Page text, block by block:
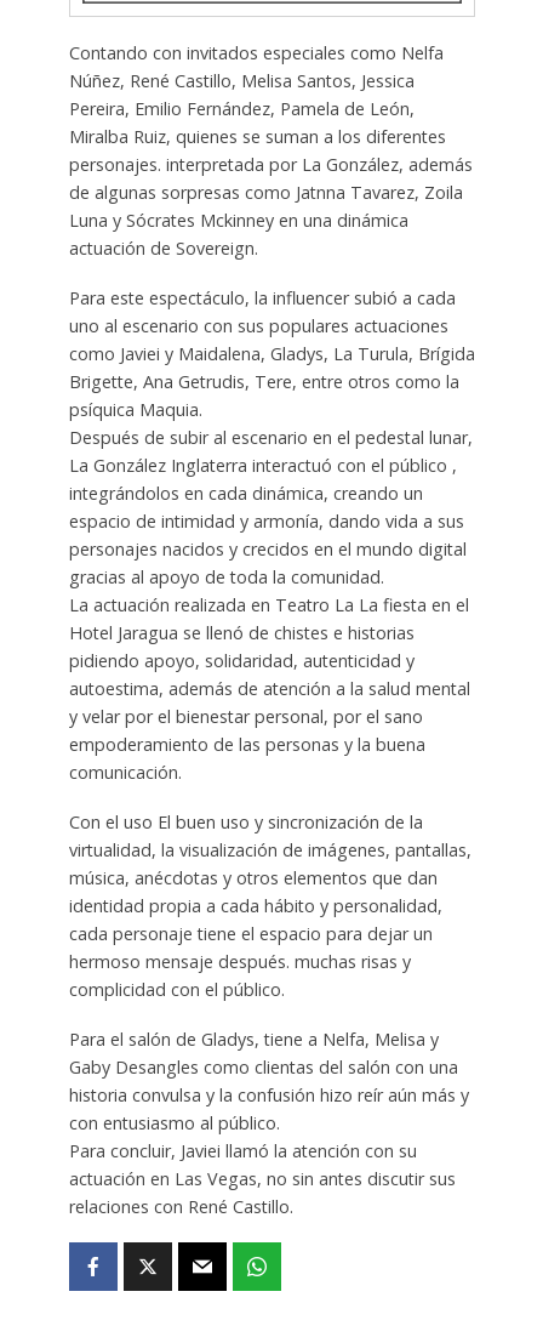
Contando con invitados especiales como Nelfa
Núñez, René Castillo, Melisa Santos, Jessica
Pereira, Emilio Fernández, Pamela de León,
Miralba Ruiz, quienes se suman a los diferentes
personajes. interpretada por La González, además
de algunas sorpresas como Jatnna Tavarez, Zoila
Luna y Sócrates Mckinney en una dinámica
actuación de Sovereign.
Para este espectáculo, la influencer subió a cada
uno al escenario con sus populares actuaciones
como Javiei y Maidalena, Gladys, La Turula, Brígida
Brigette, Ana Getrudis, Tere, entre otros como la
psíquica Maquia.
Después de subir al escenario en el pedestal lunar,
La González Inglaterra interactuó con el público ,
integrándolos en cada dinámica, creando un
espacio de intimidad y armonía, dando vida a sus
personajes nacidos y crecidos en el mundo digital
gracias al apoyo de toda la comunidad.
La actuación realizada en Teatro La La fiesta en el
Hotel Jaragua se llenó de chistes e historias
pidiendo apoyo, solidaridad, autenticidad y
autoestima, además de atención a la salud mental
y velar por el bienestar personal, por el sano
empoderamiento de las personas y la buena
comunicación.
Con el uso El buen uso y sincronización de la
virtualidad, la visualización de imágenes, pantallas,
música, anécdotas y otros elementos que dan
identidad propia a cada hábito y personalidad,
cada personaje tiene el espacio para dejar un
hermoso mensaje después. muchas risas y
complicidad con el público.
Para el salón de Gladys, tiene a Nelfa, Melisa y
Gaby Desangles como clientas del salón con una
historia convulsa y la confusión hizo reír aún más y
con entusiasmo al público.
Para concluir, Javiei llamó la atención con su
actuación en Las Vegas, no sin antes discutir sus
relaciones con René Castillo.